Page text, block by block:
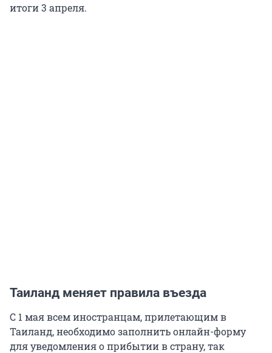
итоги 3 апреля.
Таиланд меняет правила въезда
С 1 мая всем иностранцам, прилетающим в
Таиланд, необходимо заполнить онлайн-форму
для уведомления о прибытии в страну, так